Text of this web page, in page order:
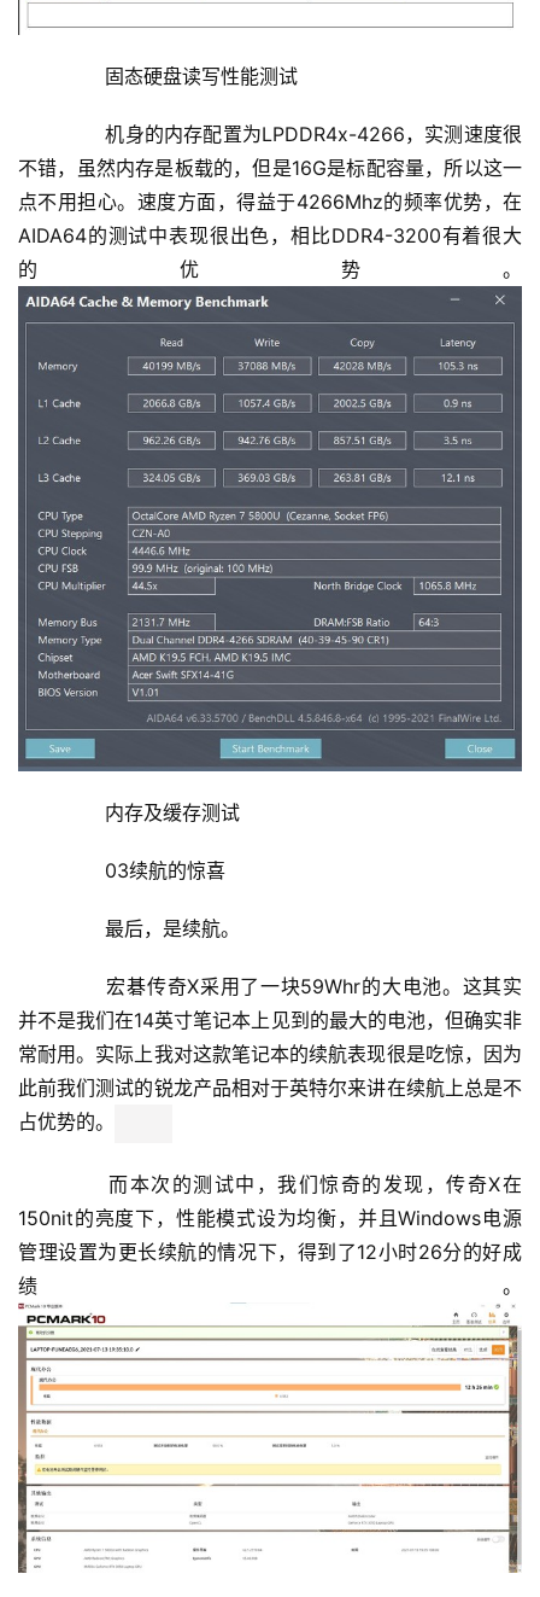
	  固态硬盘读写性能测试
不错，虽然内存是板载的，但是16G是标配容量，所以这一
点不用担心。速度方面，得益于4266Mhz的频率优势，在
AIDA64的测试中表现很出色，相比DDR4-3200有着很大
的优势。
	  内存及缓存测试
	  03续航的惊喜
	  最后，是续航。
并不是我们在14英寸笔记本上见到的最大的电池，但确实非
常耐用。实际上我对这款笔记本的续航表现很是吃惊，因为
此前我们测试的锐龙产品相对于英特尔来讲在续航上总是不
占优势的。